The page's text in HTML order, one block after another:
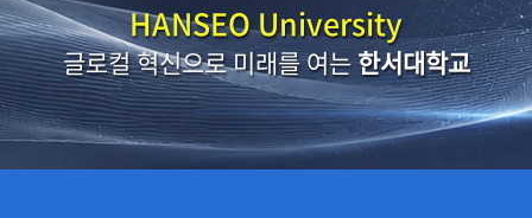
HANSEO University
글로컬 혁신으로 미래를 여는한서대학교